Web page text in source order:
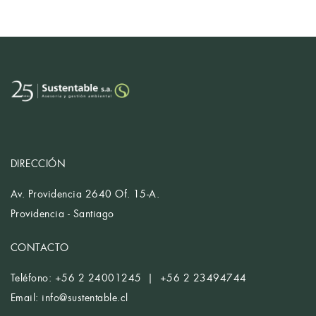
DIRECCIÓN
Av. Providencia 2640 Of. 15-A.
Providencia - Santiago
CONTACTO
Teléfono: +56 2 24001245 | +56 2 23494744
Email: info@sustentable.cl